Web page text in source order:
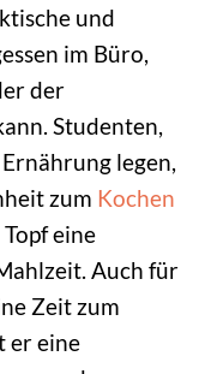
und
im Büro,
der
Studenten,
legen,
zum Kochen
eine
Auch für
Zeit zum
er eine